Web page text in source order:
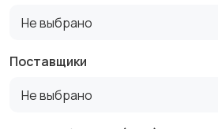
Не выбрано
Поставщики
Не выбрано